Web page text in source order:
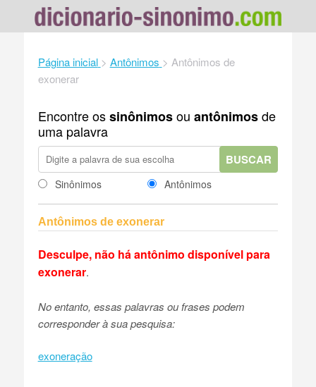
Página inicial > Antônimos > Antônimos de
exonerar
Encontre ossinônimosou antônimosde
uma palavra
BUSCAR
Sinônimos Antônimos
Antônimos de exonerar
Desculpe, não há antônimo disponível para
exonerar.
No entanto, essas palavras ou frases podem
corresponder à sua pesquisa:
exoneração